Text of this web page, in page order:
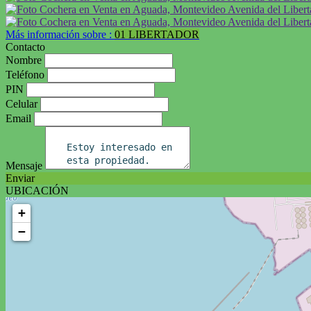
Más información sobre : 01 LIBERTADOR
Contacto
Nombre
Teléfono
PIN
Celular
Email
Mensaje
Enviar
UBICACIÓN
+
−